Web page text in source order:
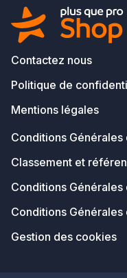
Contactez nous
Politique de
Mentions légales
Conditions Générales
Classement et
Conditions Générales
Conditions
Gestion des cookies